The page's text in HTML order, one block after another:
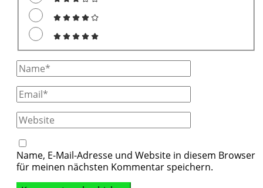
Full
Name
Email
Website
Name, E-Mail-Adresse und Website in diesem Browser
für meinen nächsten Kommentar speichern.